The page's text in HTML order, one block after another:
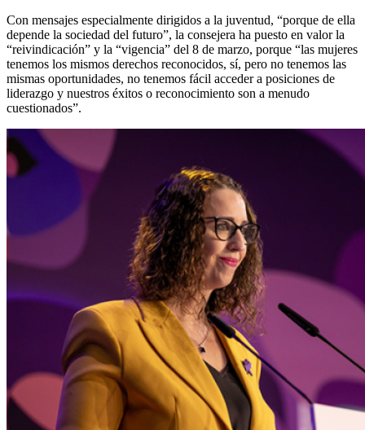
Con mensajes especialmente dirigidos a la juventud, “porque de ella
depende la sociedad del futuro”, la consejera ha puesto en valor la
“reivindicación” y la “vigencia” del 8 de marzo, porque “las mujeres
tenemos los mismos derechos reconocidos, sí, pero no tenemos las
mismas oportunidades, no tenemos fácil acceder a posiciones de
liderazgo y nuestros éxitos o reconocimiento son a menudo
cuestionados”.